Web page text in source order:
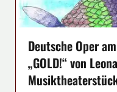
Deutsche Oper
„GOLD!“ von